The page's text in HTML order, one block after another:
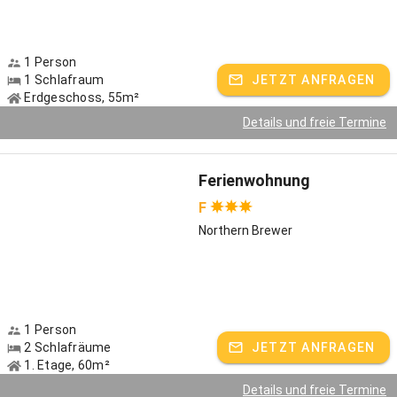
Kneipp-Angebot. 2002 hat Bäuerin Anneliese ihre Kneipp-
Ausbildung gemacht, peu à peu ist daraus ein umfassendes
Gesundheitszentrum entstanden. Unsere strahlenisolierte Kabine
vermag vor allem viele neuzeitliche Erkrankungen lindern: wir freuen
uns, wenn Sie unseren fachkundigen Tipps, die mit Intuition und
Erfahrung einhergehen, vertrauen. Ihre Gesundheit liegt uns am
zu unterrichten. Erfahrene Reiter dürfen in Begleitung ins Gelände.
Highlights in der Umgebung
1 Person
1 Schlafraum
Erdgeschoss, 55m²
JETZT ANFRAGEN
Details und freie Termine
Ferienwohnung
F
Northern Brewer
1 Person
2 Schlafräume
1. Etage, 60m²
JETZT ANFRAGEN
Details und freie Termine